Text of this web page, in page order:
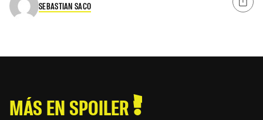
SEBASTIAN SACO
MÁS EN SPOILER